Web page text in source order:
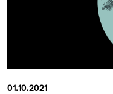
01.10.2021